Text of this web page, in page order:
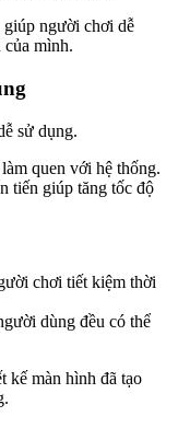
giúp người chơi dễ
mình.
sử dụng.
quen với hệ thống.
tiến giúp tăng tốc độ
chơi tiết kiệm thời
dùng đều có thể
kế màn hình đã tạo